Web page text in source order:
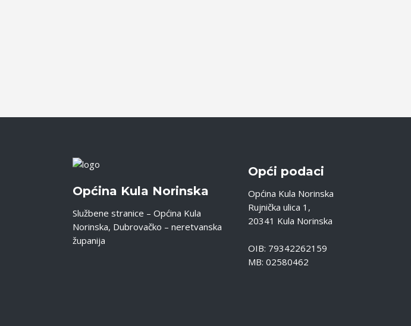
Općina Kula Norinska
Službene stranice – Općina Kula
Norinska, Dubrovačko – neretvanska
županija
Opći podaci
Općina Kula Norinska
Rujnička ulica 1,
20341 Kula Norinska
OIB: 79342262159
MB: 02580462